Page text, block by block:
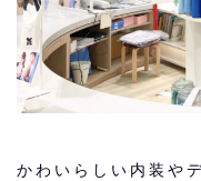
かわいらしい内装や